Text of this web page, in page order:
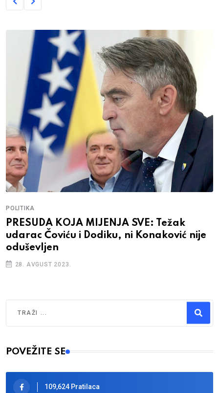
POLITIKA
PRESUDA KOJA MIJENJA SVE: Težak
udarac Čoviću i Dodiku, ni Konaković nije
oduševljen
28. AVGUST 2023.
Type 2 or more characters for results.
POVEŽITE SE
109,624 Pratilaca